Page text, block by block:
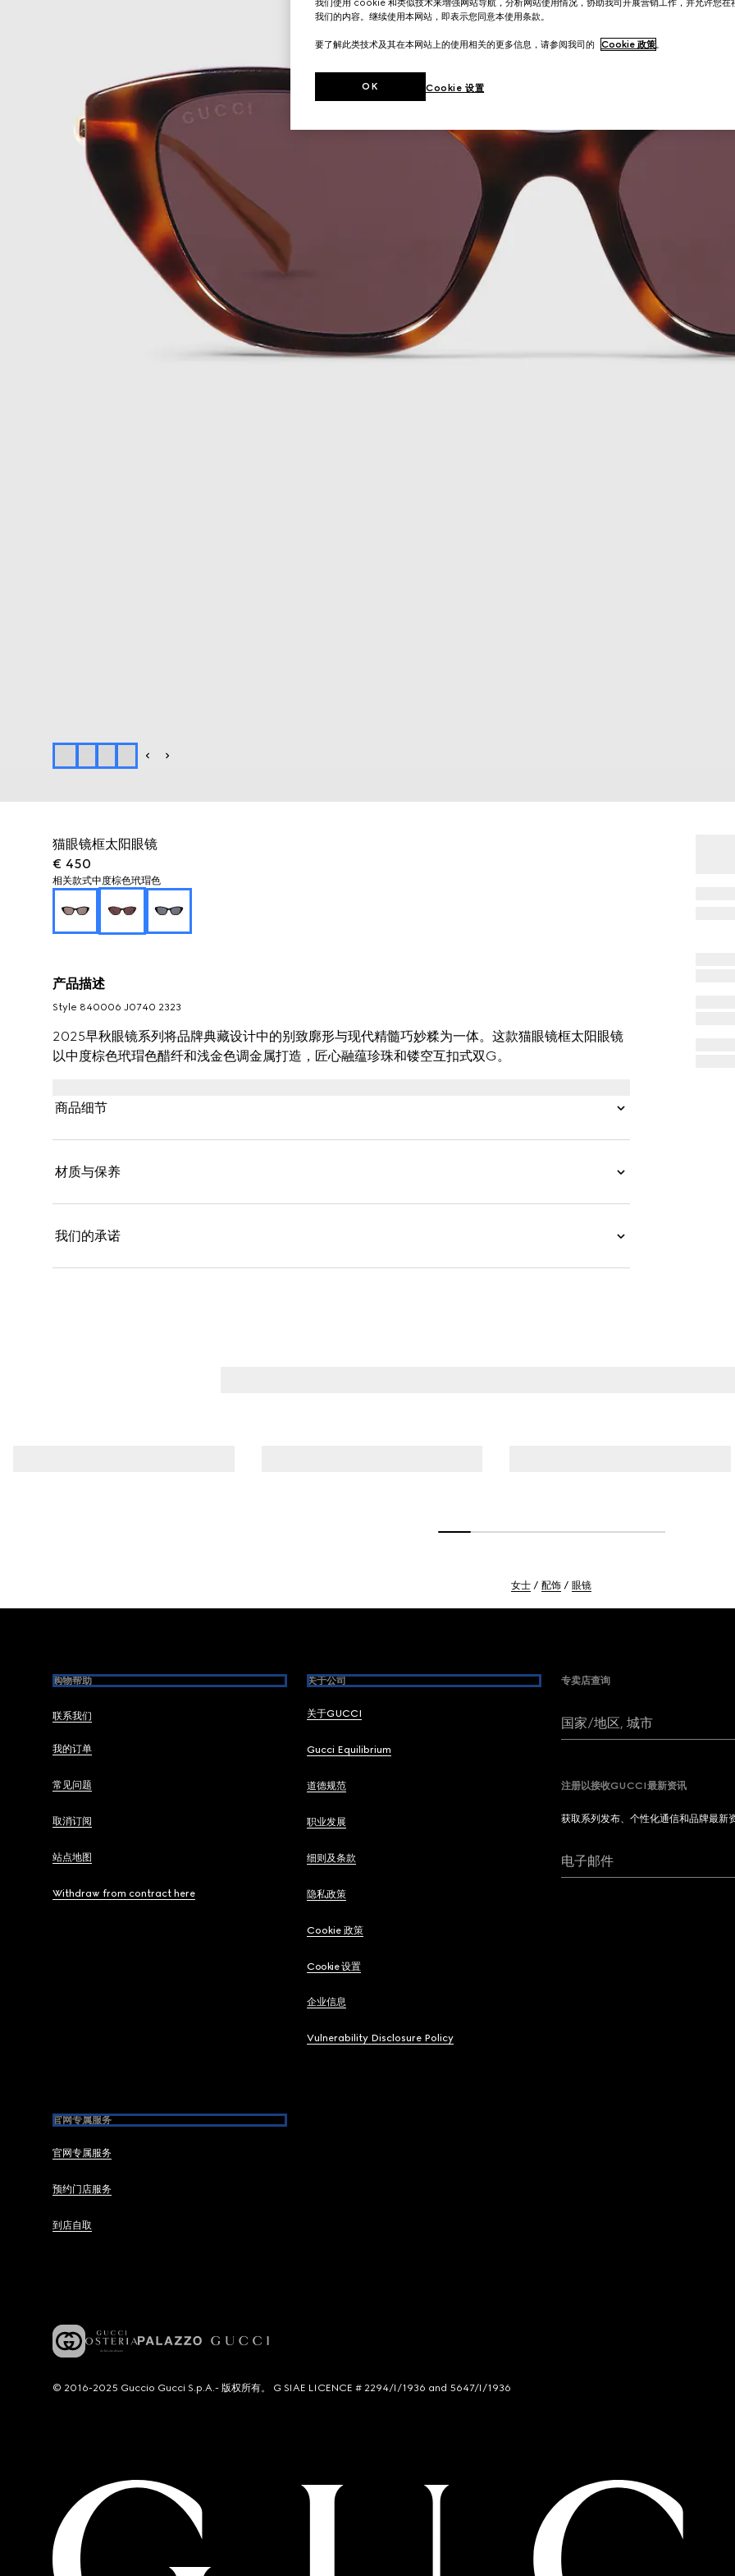
猫眼镜框太阳眼镜
€ 450
相关款式中度棕色玳瑁色
产品描述
Style ‎840006 J0740 2323
2025早秋眼镜系列将品牌典藏设计中的别致廓形与现代精髓巧妙糅为一体。这款猫眼镜框太阳眼镜
以中度棕色玳瑁色醋纤和浅金色调金属打造，匠心融蕴珍珠和镂空互扣式双G。
商品细节
材质与保养
我们的承诺
女士 配饰 眼镜
购物帮助
联系我们
我的订单
常见问题
取消订阅
站点地图
Withdraw from contract here
关于公司
关于GUCCI
Gucci Equilibrium
道德规范
职业发展
细则及条款
隐私政策
Cookie 政策
Cookie 设置
企业信息
Vulnerability Disclosure Policy
官网专属服务
官网专属服务
预约门店服务
到店自取
专卖店查询
国家/地区, 城市
注册以接收GUCCI最新资讯
获取系列发布、个性化通信和品牌最新
电子邮件
© 2016-2025 Guccio Gucci S.p.A.- 版权所有。 G SIAE LICENCE # 2294/I/1936 and 5647/I/1936
我们使用 cookie 和类似技术来增强网站导航，分析网站使用情况，协助我司开展营销工作，并允许您在
我们的内容。继续使用本网站，即表示您同意本使用条款。
要了解此类技术及其在本网站上的使用相关的更多信息，请参阅我司的 Cookie 政策。
Cookie 设置
OK